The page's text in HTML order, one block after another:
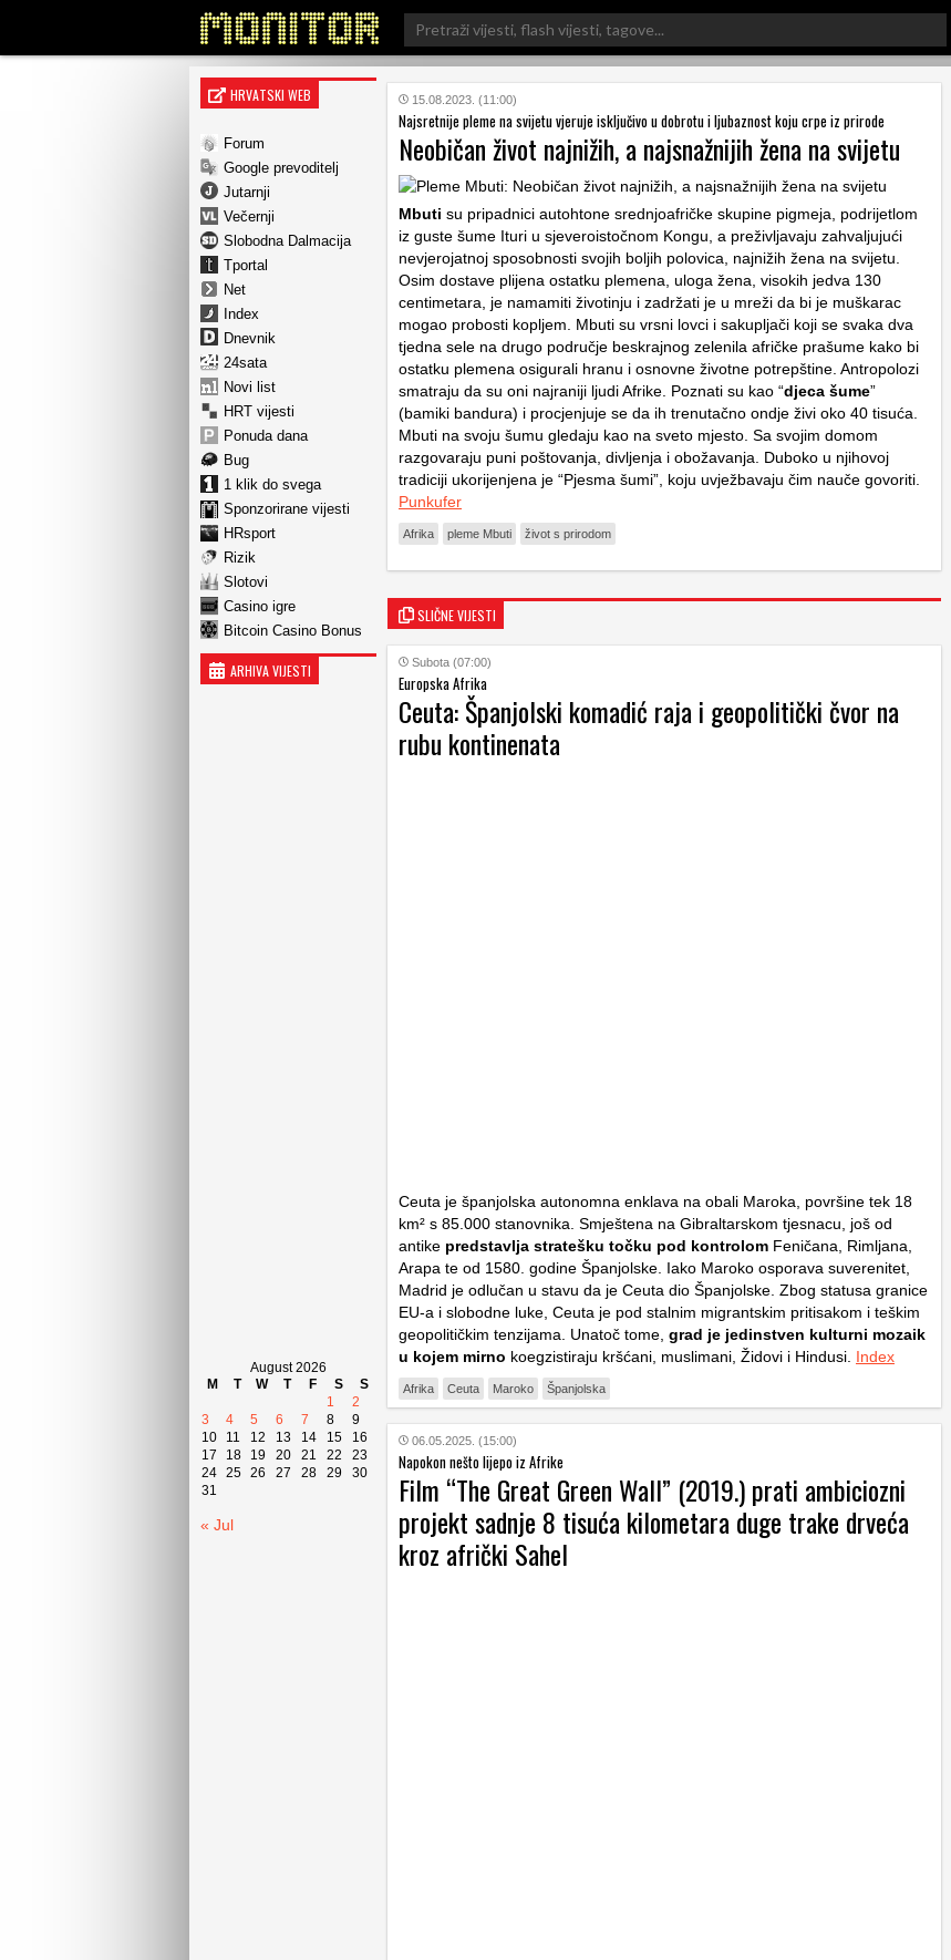
Search
for:
HRVATSKI WEB
Forum
Google prevoditelj
Jutarnji
Večernji
Slobodna Dalmacija
Tportal
Net
Index
Dnevnik
24sata
Novi list
HRT vijesti
Ponuda dana
Bug
1 klik do svega
Sponzorirane vijesti
HRsport
Rizik
Slotovi
Casino igre
Bitcoin Casino Bonus
ARHIVA VIJESTI
August 2026
M
T W T F S
S
1
2
3
4 5 6 7 8
9
10
11 12 13 14 15
16
17
18 19 20 21 22
23
24 25 26 27 28 29
30
31
« Jul
15.08.2023. (11:00)
Najsretnije pleme na svijetu vjeruje isključivo u dobrotu i ljubaznost koju crpe iz prirode
Neobičan život najnižih, a najsnažnijih žena na svijetu
Mbuti su pripadnici autohtone srednjoafričke skupine pigmeja, podrijetlom
iz guste šume Ituri u sjeveroistočnom Kongu, a preživljavaju zahvaljujući
nevjerojatnoj sposobnosti svojih boljih polovica, najnižih žena na svijetu.
Osim dostave plijena ostatku plemena, uloga žena, visokih jedva 130
centimetara, je namamiti životinju i zadržati je u mreži da bi je muškarac
mogao probosti kopljem. Mbuti su vrsni lovci i sakupljači koji se svaka dva
tjedna sele na drugo područje beskrajnog zelenila afričke prašume kako bi
ostatku plemena osigurali hranu i osnovne životne potrepštine. Antropolozi
smatraju da su oni najraniji ljudi Afrike. Poznati su kao “djeca šume”
(bamiki bandura) i procjenjuje se da ih trenutačno ondje živi oko 40 tisuća.
Mbuti na svoju šumu gledaju kao na sveto mjesto. Sa svojim domom
razgovaraju puni poštovanja, divljenja i obožavanja. Duboko u njihovoj
tradiciji ukorijenjena je “Pjesma šumi”, koju uvježbavaju čim nauče govoriti.
Punkufer
Afrika pleme Mbuti život s prirodom
SLIČNE VIJESTI
Subota (07:00)
Europska Afrika
Ceuta: Španjolski komadić raja i geopolitički čvor na
rubu kontinenata
Ceuta je španjolska autonomna enklava na obali Maroka, površine tek 18
km² s 85.000 stanovnika. Smještena na Gibraltarskom tjesnacu, još od
antike predstavlja stratešku točku pod kontrolom Feničana, Rimljana,
Arapa te od 1580. godine Španjolske. Iako Maroko osporava suverenitet,
Madrid je odlučan u stavu da je Ceuta dio Španjolske. Zbog statusa granice
EU-a i slobodne luke, Ceuta je pod stalnim migrantskim pritisakom i teškim
geopolitičkim tenzijama. Unatoč tome, grad je jedinstven kulturni mozaik
u kojem mirno koegzistiraju kršćani, muslimani, Židovi i Hindusi. Index
Afrika Ceuta Maroko Španjolska
06.05.2025. (15:00)
Napokon nešto lijepo iz Afrike
Film “The Great Green Wall” (2019.) prati ambiciozni
projekt sadnje 8 tisuća kilometara duge trake drveća
kroz afrički Sahel